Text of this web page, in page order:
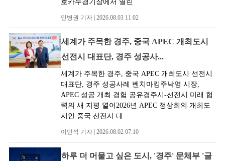
호카누경기장에서 열린
민병권 기자 | 2026.08.03 11:02
세계가 주목한 경주, 중국 APEC 개최도시
선전시 대표단, 경주 성공사...
세계가 주목한 경주, 중국 APEC 개최도시 선전시
대표단, 경주 성공사례 벤치마킹주낙영 시장,
APEC 성공 개최 경험 공유경주시-선전시 미래 협
력의 새 지평 열어2026년 APEC 정상회의 개최도
시인 중국 선전시 대
이민석 기자 | 2026.08.02 07:10
하루 더 머물고 싶은 도시, '경주' 문체부 '글